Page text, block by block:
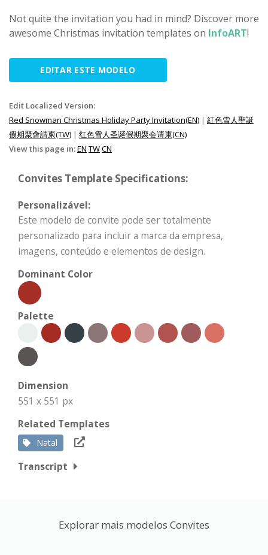
Not quite the invitation you had in mind? Discover more
awesome Christmas invitation templates on InfoART!
EDITAR ESTE MODELO
Edit Localized Version:
Red Snowman Christmas Holiday Party Invitation(EN) | 紅色雪人聖誕
假期聚會請柬(TW) | 红色雪人圣诞假期聚会请柬(CN)
View this page in:EN TWCN
Convites Template Specifications:
Personalizável:
Este modelo de convite pode ser totalmente
personalizado para incluir a marca da empresa,
imagens, conteúdo e elementos de design.
Dominant Color
Palette
Dimension
551 x 551 px
Related Templates
Natal
Transcript
Explorar mais modelos Convites